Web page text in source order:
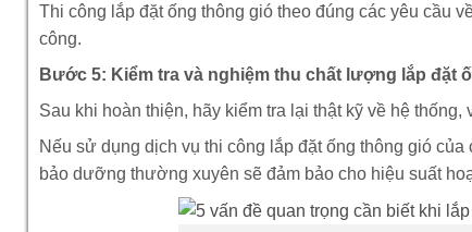
Thi công lắp đặt ống thông gió theo đúng các yêu cầu
công.
Bước 5: Kiểm tra và nghiệm thu chất lượng lắp đặt
Sau khi hoàn thiện, hãy kiểm tra lại thật kỹ về hệ
Nếu sử dụng dịch vụ thi công lắp đặt ống thông gió
bảo dưỡng thường xuyên sẽ đảm bảo cho hiệu suất